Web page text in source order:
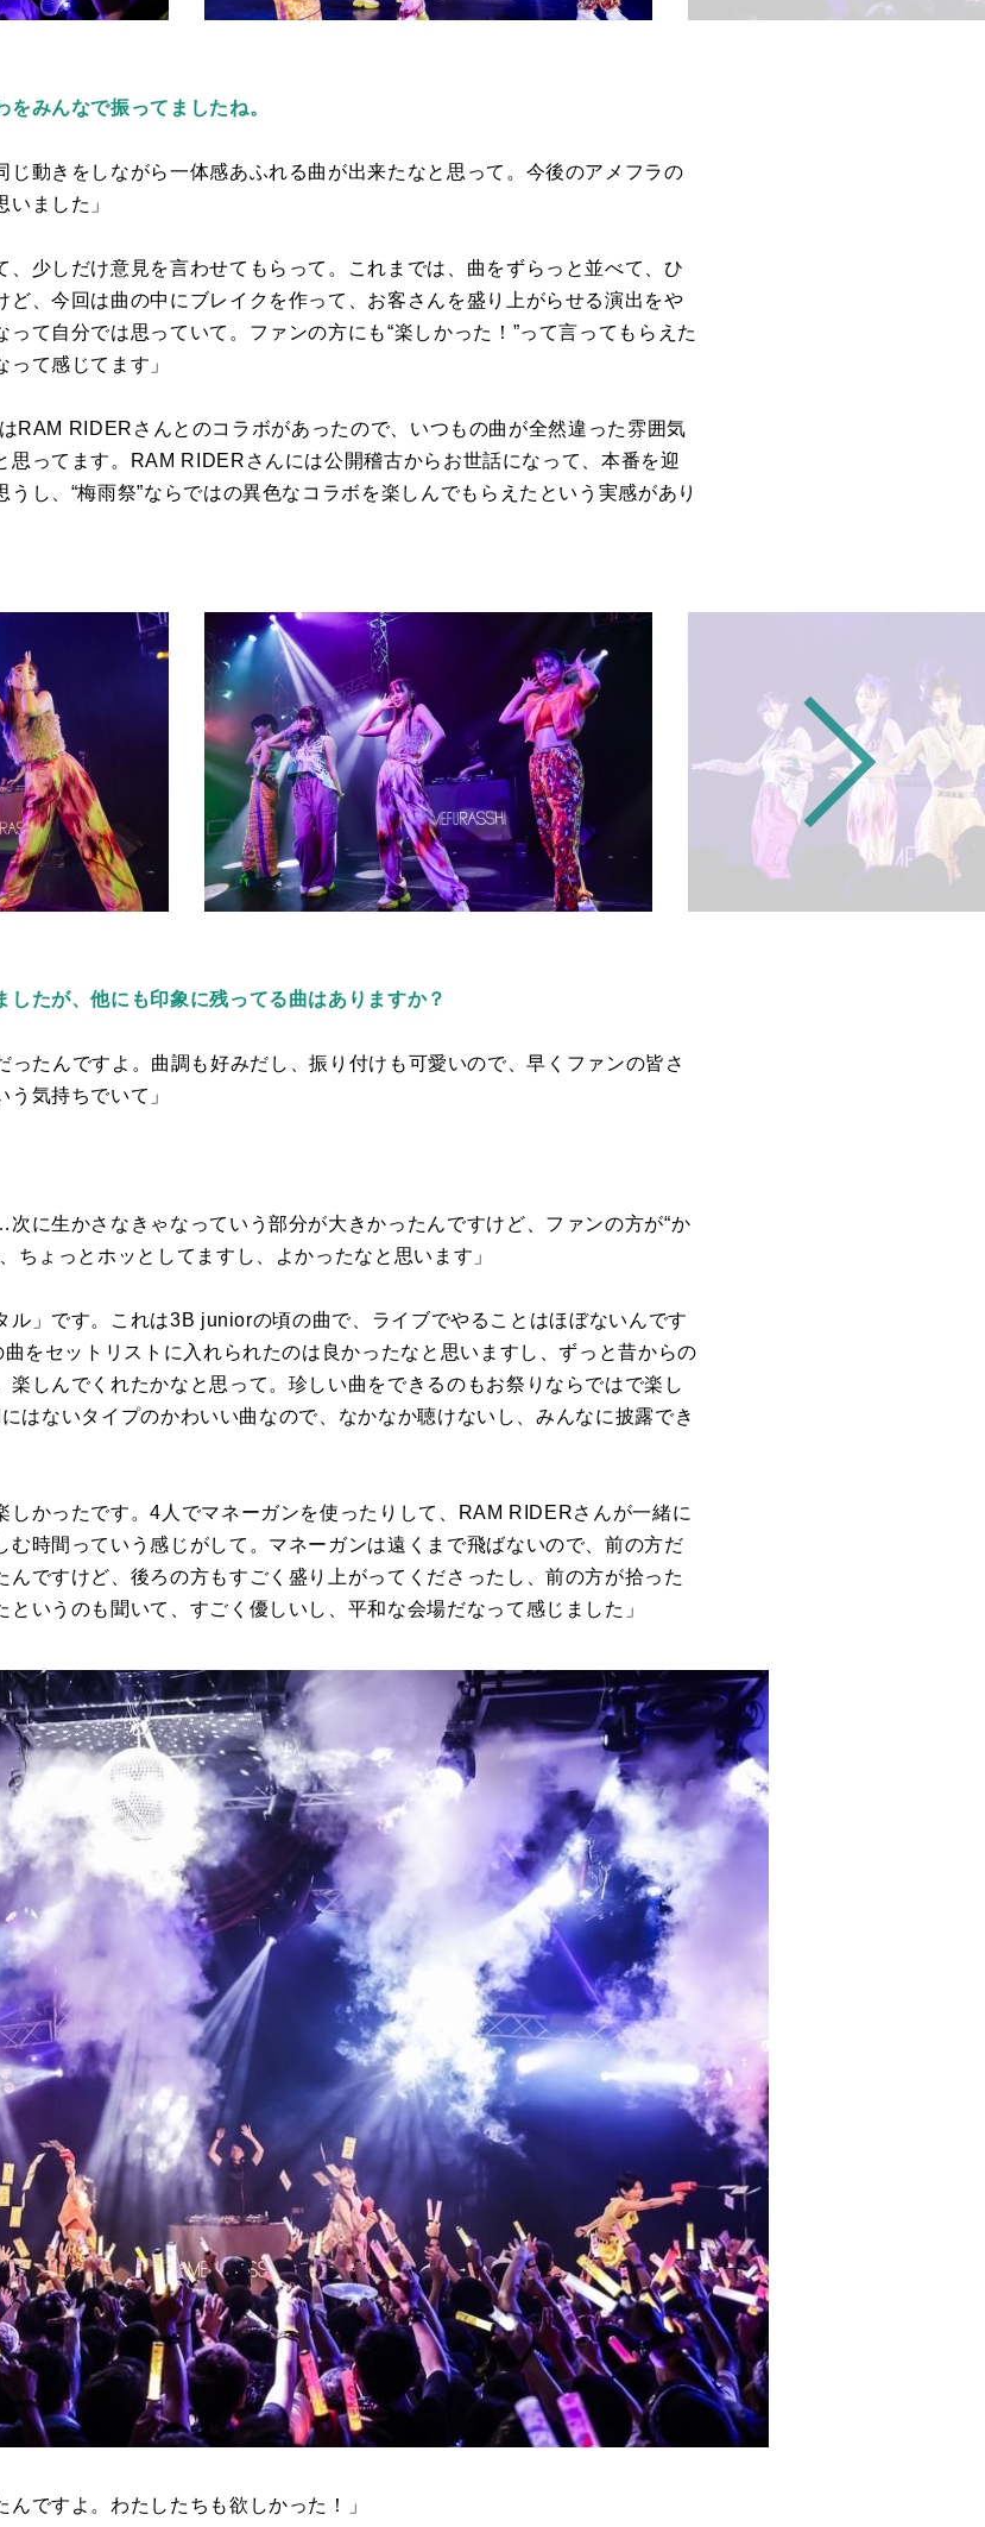
みんなで振ってましたね。
じ動きをしながら一体感あふれる曲が出来たなと思って。今後のアメフラの
ました」
少しだけ意見を言わせてもらって。これまでは、曲をずらっと並べて、ひ
ど、今回は曲の中にブレイクを作って、お客さんを盛り上がらせる演出をや
て自分では思っていて。ファンの方にも“楽しかった！”って言ってもらえた
て感じてます」
RAM RIDER さんとのコラボがあったので、いつもの曲が全然違った雰囲気
ってます。
RAM RIDER さんには公開稽古からお世話になって、本番を迎
し、“梅雨祭”ならではの異色なコラボを楽しんでもらえたという実感があり
たが、他にも印象に残ってる曲はありますか？
ったんですよ。曲調も好みだし、振り付けも可愛いので、早くファンの皆さ
気持ちでいて」
に生かさなきゃなっていう部分が大きかったんですけど、ファンの方が“か
ちょっとホッとしてますし、よかったなと思います」
ル」です。これは3B juniorの頃の曲で、ライブでやることはほぼないんです
曲をセットリストに入れられたのは良かったなと思いますし、ずっと昔からの
楽しんでくれたかなと思って。珍しい曲をできるのもお祭りならではで楽し
にはないタイプのかわいい曲なので、なかなか聴けないし、みんなに披露でき
かったです。4人でマネーガンを使ったりして、 RAM RIDERさんが一緒に
む時間っていう感じがして。マネーガンは遠くまで飛ばないので、前の方だ
んですけど、後ろの方もすごく盛り上がってくださったし、前の方が拾った
いうのも聞いて、すごく優しいし、平和な会場だなって感じました」
ですよ。わたしたちも欲しかった！」